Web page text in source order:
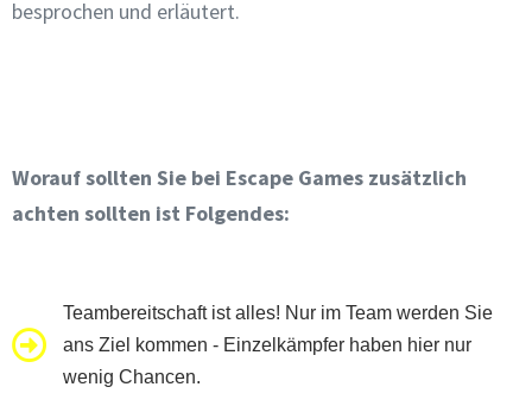
besprochen und erläutert.
Worauf sollten Sie bei Escape Games zusätzlich
achten sollten ist Folgendes:
Teambereitschaft ist alles! Nur im Team werden Sie
ans Ziel kommen - Einzelkämpfer haben hier nur
wenig Chancen.